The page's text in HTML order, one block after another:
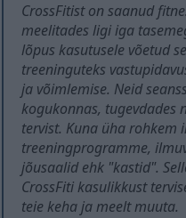
CrossFitist on saanud
meelitades ligi iga
lõpus kasutusele võetud
treeninguteks
ja võimlemise. Neid
kogukonnas, tugevdades
tervist. Kuna üha rohkem
treeningprogramme,
jõusaalid ehk "kastid".
CrossFiti kasulikkust
teie keha ja meelt muuta.